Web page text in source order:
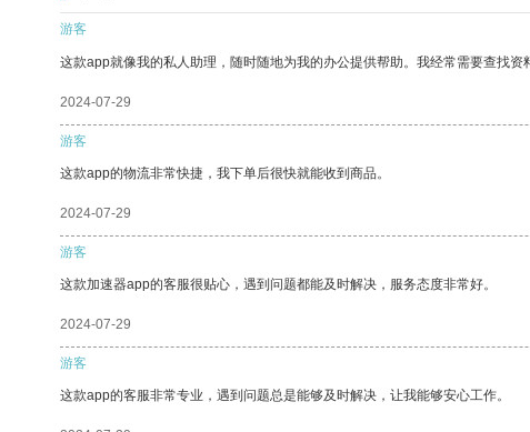
游客
这款app就像我的私人助理，随时随地为我的办公提供帮助。我经常需要查找
2024-07-29
游客
这款app的物流非常快捷，我下单后很快就能收到商品。
2024-07-29
游客
这款加速器app的客服很贴心，遇到问题都能及时解决，服务态度非常好。
2024-07-29
游客
这款app的客服非常专业，遇到问题总是能够及时解决，让我能够安心工作。